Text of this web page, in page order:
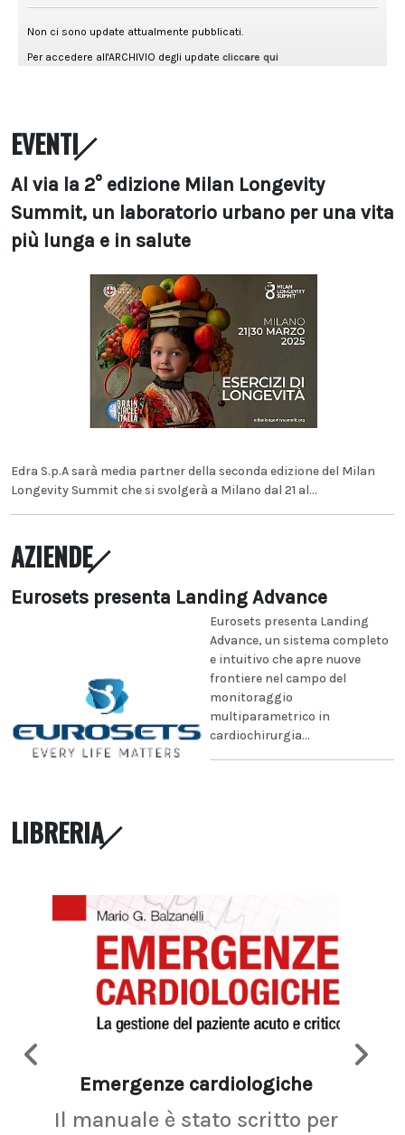
EVENTI
Al via la 2° edizione Milan Longevity
Summit, un laboratorio urbano per una vita
più lunga e in salute
Edra S.p.A sarà media partner della seconda edizione del Milan
Longevity Summit che si svolgerà a Milano dal 21 al...
AZIENDE
Eurosets presenta Landing Advance
Eurosets presenta Landing
Advance, un sistema completo
e intuitivo che apre nuove
frontiere nel campo del
monitoraggio
multiparametrico in
cardiochirurgia...
LIBRERIA
Emergenze cardiologiche
Il manuale è stato scritto per